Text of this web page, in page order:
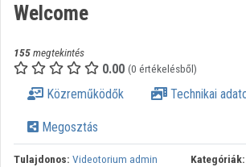
Közreműködők
Megjelenés:
Welcome
155megtekintés
0.00 (0 értékelésből)
Közreműködők Technikai
Megosztás
Tulajdonos: Videotorium admin Kategóriák: